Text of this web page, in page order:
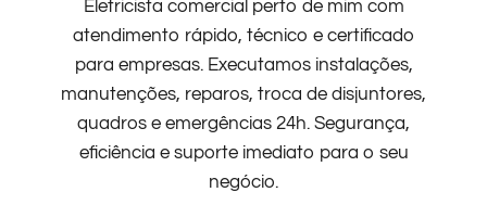
Eletricista comercial perto de mim com
atendimento rápido, técnico e certificado
para empresas. Executamos instalações,
manutenções, reparos, troca de disjuntores,
quadros e emergências 24h. Segurança,
eficiência e suporte imediato para o seu
negócio.